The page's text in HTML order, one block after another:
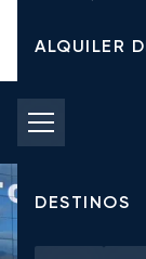
ALQUILER
TARIFAS DE
JETS
DESTINOS